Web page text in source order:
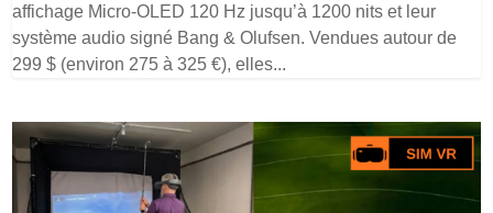
affichage Micro-OLED 120 Hz jusqu’à 1200 nits et leur
système audio signé Bang & Olufsen. Vendues autour de
299 $ (environ 275 à 325 €), elles...